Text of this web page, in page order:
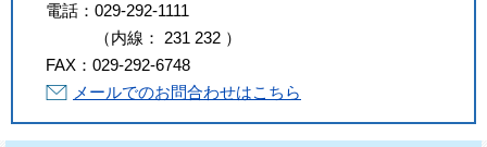
電話： 029-292-1111
（内線 ： 231 232 ）
FAX： 029-292-6748
メールでのお問合わせはこちら